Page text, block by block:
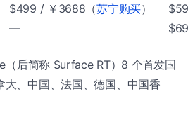
$499 / ￥3688（苏宁购买）
—
后简称 Surface RT）8 个首发国
大、中国、法国、德国、中国香